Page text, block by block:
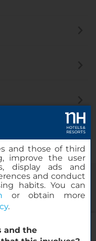
AMERICAS Santa Engracia
and those of third
improve the user
display ads and
and conduct
habits. You can
or obtain more
.
and the